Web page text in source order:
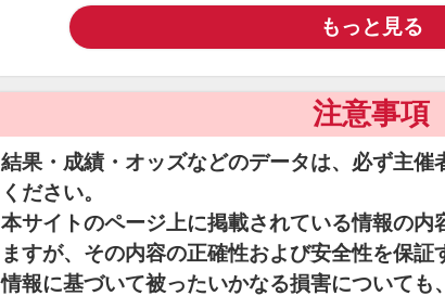
もっと見る
注意事項
結果・成績・オッズなどのデータは、必ず主催
ください。
本サイトのページ上に掲載されている情報の内
ますが、その内容の正確性および安全性を保
情報に基づいて被ったいかなる損害について